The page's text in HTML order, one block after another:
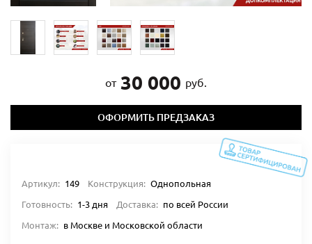
от 30 000 руб.
ОФОРМИТЬ ПРЕДЗАКАЗ
Артикул: 149 Конструкция: Однопольная
Готовность: 1-3 дня Доставка: по всей России
Монтаж: в Москве и Московской области